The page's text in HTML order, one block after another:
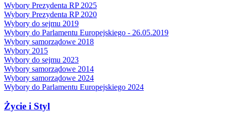
Wybory Prezydenta RP 2025
Wybory Prezydenta RP 2020
Wybory do sejmu 2019
Wybory do Parlamentu Europejskiego - 26.05.2019
Wybory samorządowe 2018
Wybory 2015
Wybory do sejmu 2023
Wybory samorządowe 2014
Wybory samorządowe 2024
Wybory do Parlamentu Europejskiego 2024
Życie i Styl